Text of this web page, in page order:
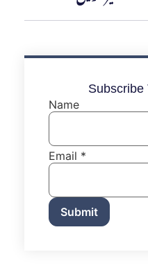
Subscribe
Name
Email *
Submit